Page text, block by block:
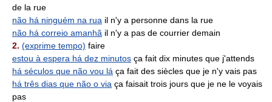
de la rue
não há ninguém na rua il n'y a personne dans la rue
não há correio amanhã il n'y a pas de courrier demain
2. (exprime tempo) faire
estou à espera há dez minutos ça fait dix minutes que j'attends
há séculos que não vou lá ça fait des siècles que je n'y vais pas
há três dias que não o via ça faisait trois jours que je ne le voyais
pas